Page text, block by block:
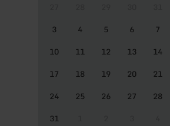
3
4 5 6 7
10
11 12 13 14
17
18 19 20 21
24
25 26 27 28
31